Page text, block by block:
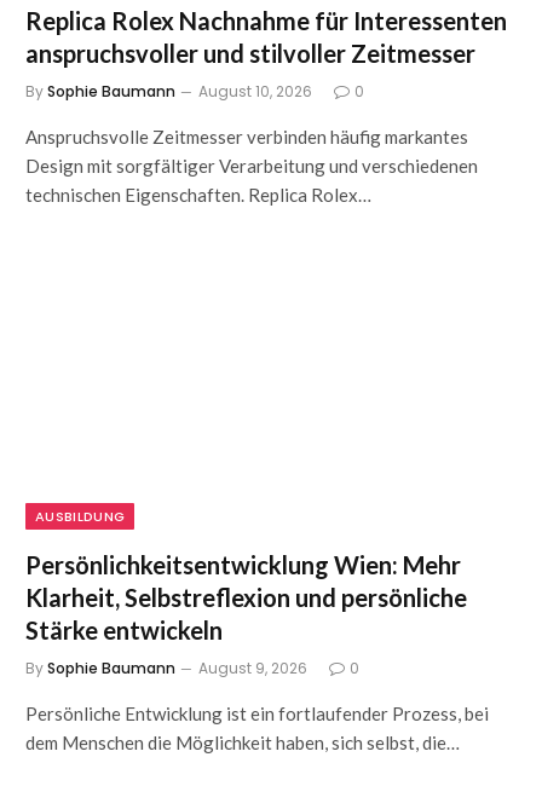
Replica Rolex Nachnahme für Interessenten
anspruchsvoller und stilvoller Zeitmesser
BySophie Baumann August 10, 2026 0
Anspruchsvolle Zeitmesser verbinden häufig markantes
Design mit sorgfältiger Verarbeitung und verschiedenen
technischen Eigenschaften. Replica Rolex…
AUSBILDUNG
Persönlichkeitsentwicklung Wien: Mehr
Klarheit, Selbstreflexion und persönliche
Stärke entwickeln
BySophie Baumann August 9, 2026 0
Persönliche Entwicklung ist ein fortlaufender Prozess, bei
dem Menschen die Möglichkeit haben, sich selbst, die…